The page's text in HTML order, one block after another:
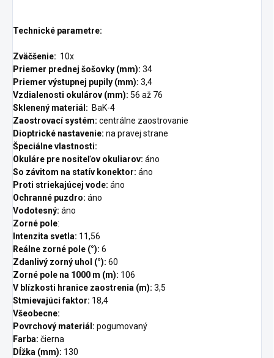
Technické parametre:
Zväčšenie: 10x
Priemer prednej šošovky (mm): 34
Priemer výstupnej pupily (mm): 3,4
Vzdialenosti okulárov (mm): 56 až 76
Sklenený materiál: BaK-4
Zaostrovací systém: centrálne zaostrovanie
Dioptrické nastavenie: na pravej strane
Špeciálne vlastnosti:
Okuláre pre nositeľov okuliarov: áno
So závitom na statív konektor: áno
Proti striekajúcej vode: áno
Ochranné puzdro: áno
Vodotesný: áno
Zorné pole:
Intenzita svetla: 11,56
Reálne zorné pole (°): 6
Zdanlivý zorný uhol (°): 60
Zorné pole na 1000 m (m): 106
V blízkosti hranice zaostrenia (m): 3,5
Stmievajúci faktor: 18,4
Všeobecne:
Povrchový materiál: pogumovaný
Farba: čierna
Dĺžka (mm): 130